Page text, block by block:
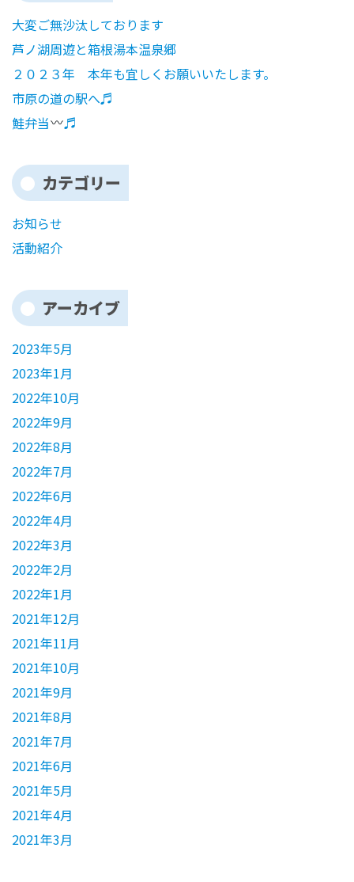
大変ご無沙汰しております
芦ノ湖周遊と箱根湯本温泉郷
２０２３年 本年も宜しくお願いいたします。
市原の道の駅へ♬
鮭弁当
♬
カテゴリー
お知らせ
活動紹介
アーカイブ
2023年5月
2023年1月
2022年10月
2022年9月
2022年8月
2022年7月
2022年6月
2022年4月
2022年3月
2022年2月
2022年1月
2021年12月
2021年11月
2021年10月
2021年9月
2021年8月
2021年7月
2021年6月
2021年5月
2021年4月
2021年3月